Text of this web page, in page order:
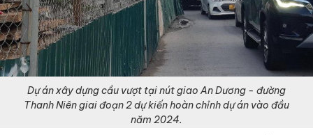
Dự án xây dựng cầu vượt tại nút giao An Dương - đường
Thanh Niên giai đoạn 2 dự kiến hoàn chỉnh dự án vào đầu
năm 2024.